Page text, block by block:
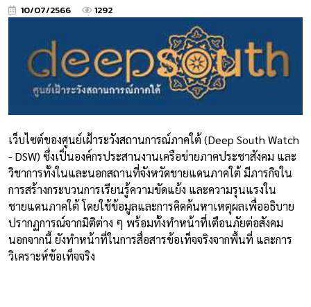
10/07/2566 1292
เว็บไซต์ของศูนย์เฝ้าระวังสถานการณ์ภาคใต้ (Deep South Watch
- DSW) ซึ่งเป็นองค์กรประสานงานเครือข่ายภาคประชาสังคม และ
วิชาการทั้งในและนอกสถานที่จังหวัดชายแดนภาคใต้ มีภารกิจใน
การสร้างกระบวนการเรียนรู้ความขัดแย้ง และความรุนแรงใน
ชายแดนภาคใต้ โดยใช้ข้อมูลและการคิดค้นหาเหตุผลเพื่ออธิบาย
ปรากฏการณ์จากมิติต่าง ๆ พร้อมทั้งทำหน้าที่เตือนภัยต่อสังคม
นอกจากนี้ ยังทำหน้าที่ในการสื่อสารข้อเท็จจริงจากพื้นที่ และการ
วิเคราะห์ข้อเท็จจริง